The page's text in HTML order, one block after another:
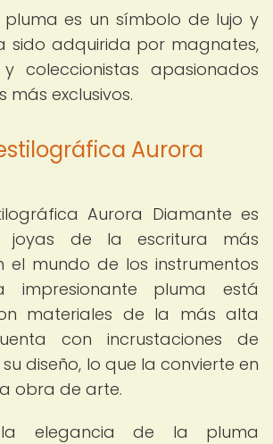
pluma es un símbolo de lujo y
sido adquirida por magnates,
coleccionistas apasionados
más exclusivos.
Aurora
Aurora Diamante es
de la escritura más
el mundo de los instrumentos
impresionante pluma está
materiales de la más alta
con incrustaciones de
diseño, lo que la convierte en
obra de arte.
elegancia de la pluma